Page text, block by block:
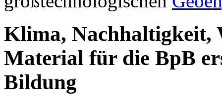
Klima, Nachhaltigkeit,
Material für die BpB
Bildung